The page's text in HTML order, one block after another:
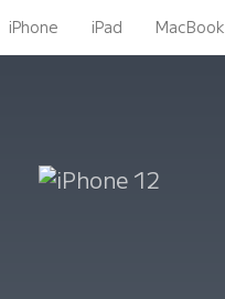
iPhone iPad MacBook